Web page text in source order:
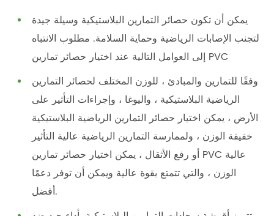
يمكن أن تكون حصائر التمارين البلاستيكية وسيلة جيدة
لتجنب الإصابات الرياضية وحماية السلامة. مطلوب الانتباه
إلى العوامل التالية عند اختيار حصائر تمارين PVC
وفقًا للتمارين والمبادئ ، للوزن المختلف لحصائر التمارين
الرياضية البلاستيكية ، واليوغا ، وإجراءات التأثير على
الأرض ، يمكن اختيار حصائر التمارين الرياضية البلاستيكية
خفيفة الوزن ، ولممارسة التمارين الرياضية عالية التأثير
أو رفع الأثقال ، يمكن اختيار حصائر تمارين PVC عالية
الوزن ، والتي تتمتع بقوة عالية ويمكن أن توفر دعمًا
أفضل.